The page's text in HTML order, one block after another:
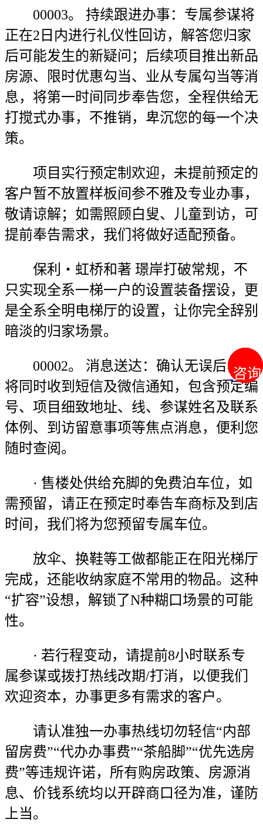
咨询
咨询
00003。 持续跟进办事：专属参谋将
正在2日内进行礼仪性回访，解答您归家
后可能发生的新疑问；后续项目推出新品
房源、限时优惠勾当、业从专属勾当等消
息，将第一时间同步奉告您，全程供给无
打搅式办事，不推销，卑沉您的每一个决
策。
项目实行预定制欢迎，未提前预定的
客户暂不放置样板间参不雅及专业办事，
敬请谅解；如需照顾白叟、儿童到访，可
提前奉告需求，我们将做好适配预备。
保利・虹桥和著 璟岸打破常规，不
只实现全系一梯一户的设置装备摆设，更
是全系全明电梯厅的设置，让你完全辞别
暗淡的归家场景。
00002。 消息送达：确认无误后，您
将同时收到短信及微信通知，包含预定编
号、项目细致地址、线、参谋姓名及联系
体例、到访留意事项等焦点消息，便利您
随时查阅。
· 售楼处供给充脚的免费泊车位，如
需预留，请正在预定时奉告车商标及到店
时间，我们将为您预留专属车位。
放伞、换鞋等工做都能正在阳光梯厅
完成，还能收纳家庭不常用的物品。这种
“扩容”设想，解锁了N种糊口场景的可能
性。
· 若行程变动，请提前8小时联系专
属参谋或拨打热线改期/打消，以便我们
欢迎资本，办事更多有需求的客户。
请认准独一办事热线切勿轻信“内部
留房费”“代办办事费”“茶船脚”“优先选房
费”等违规许诺，所有购房政策、房源消
息、价钱系统均以开辟商口径为准，谨防
上当。